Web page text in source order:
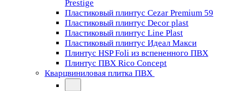
Prestige
Пластиковый плинтус Cezar Premium 59
Пластиковый плинтус Decor plast
Пластиковый плинтус Line Plast
Пластиковый плинтус Идеал Макси
Плинтус HSP Foli из вспененного ПВХ
Плинтус ПВХ Rico Concept
Кварцвиниловая плитка ПВХ